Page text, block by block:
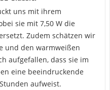
uns mit ihrem
sie mit 7,50 W die
Zudem schätzen wir
und den warmweißen
aufgefallen, dass sie im
eine beeindruckende
aufweist.